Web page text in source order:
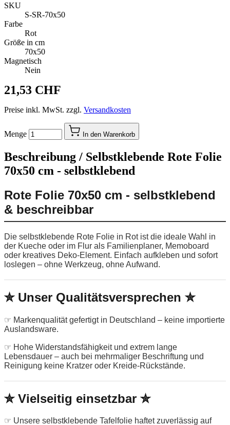
SKU
S-SR-70x50
Farbe
Rot
Größe in cm
70x50
Magnetisch
Nein
21,53 CHF
Preise inkl. MwSt. zzgl. Versandkosten
Menge In den Warenkorb
Beschreibung / Selbstklebende Rote Folie
70x50 cm - selbstklebend
Rote Folie 70x50 cm - selbstklebend
& beschreibbar
Die selbstklebende Rote Folie in Rot ist die ideale Wahl in
der Kueche oder im Flur als Familienplaner, Memoboard
oder kreatives Deko-Element. Einfach aufkleben und sofort
loslegen – ohne Werkzeug, ohne Aufwand.
✮ Unser Qualitätsversprechen ✮
☞ Markenqualität gefertigt in Deutschland – keine importierte
Auslandsware.
☞ Hohe Widerstandsfähigkeit und extrem lange
Lebensdauer – auch bei mehrmaliger Beschriftung und
Reinigung keine Kratzer oder Kreide-Rückstände.
✮ Vielseitig einsetzbar ✮
☞ Unsere selbstklebende Tafelfolie haftet zuverlässig auf